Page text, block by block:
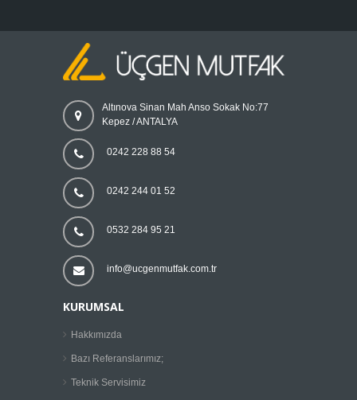
Altınova Sinan Mah Anso Sokak No:77
Kepez / ANTALYA
0242 228 88 54
0242 244 01 52
0532 284 95 21
info@ucgenmutfak.com.tr
KURUMSAL
Hakkımızda
Bazı Referanslarımız;
Teknik Servisimiz